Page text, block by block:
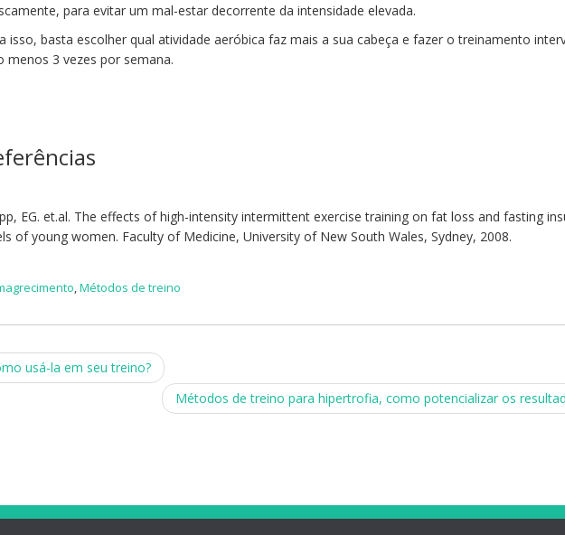
para evitar um mal-estar decorrente da intensidade elevada.
isso, basta escolher qual atividade aeróbica faz mais a sua cabeça e fazer o treinamento
menos 3 vezes por semana.
EG. et.al. The effects of high-intensity intermittent exercise training on fat loss and fasting
of young women. Faculty of Medicine, University of New South Wales, Sydney, 2008.
,Métodos de treino
usá-la em seu treino?
Métodos de treino para hipertrofia, como potencializar os